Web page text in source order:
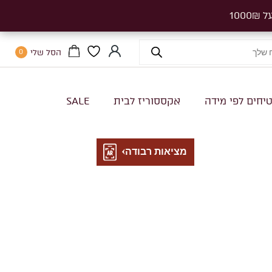
הסל שלי 0
לפי מידה אקססוריז לבית SALE
מציאות רבודה